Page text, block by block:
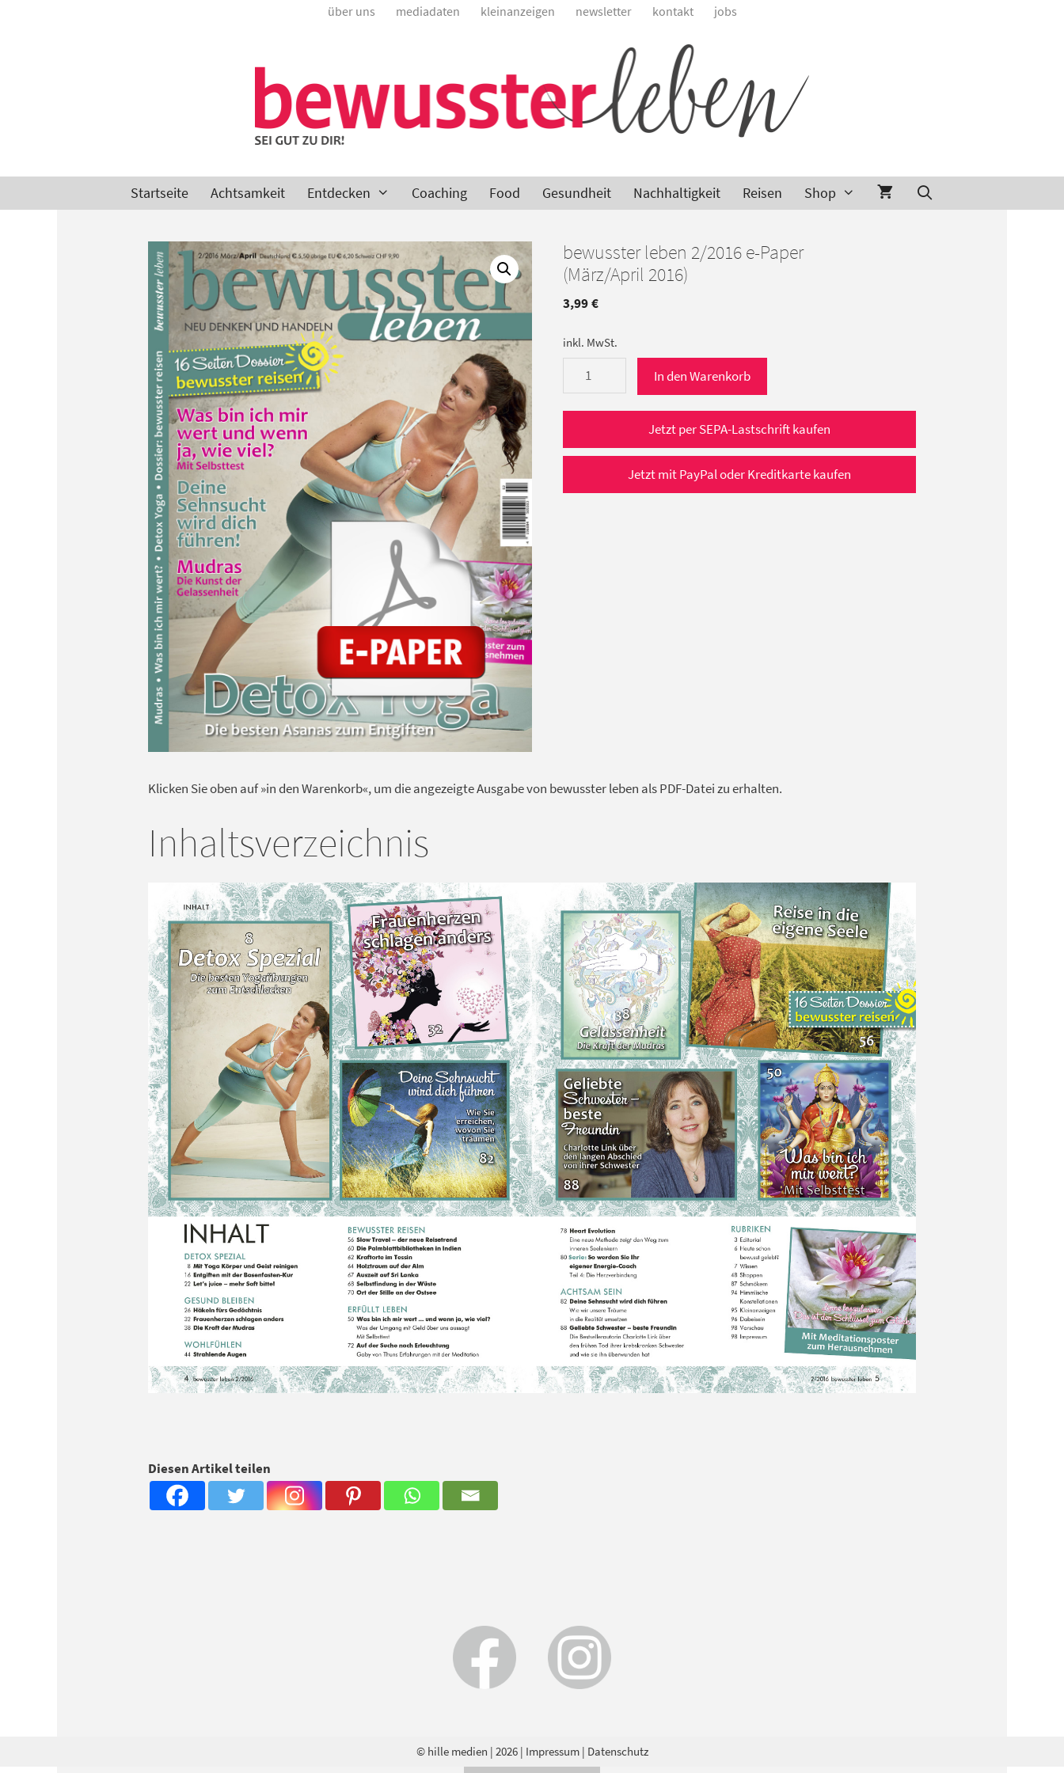
über uns mediadaten kleinanzeigen newsletter kontakt jobs
Startseite Achtsamkeit Entdecken Coaching Food Gesundheit Nachhaltigkeit Reisen Shop
bewusster leben 2/2016 e-Paper
(März/April 2016)
3,99€
inkl. MwSt.
leben
Paper
In den Warenkorb
Jetzt per SEPA-Lastschrift kaufen
Jetzt mit PayPal oder Kreditkarte kaufen
Klicken Sie oben auf »in den Warenkorb«, um die angezeigte Ausgabe von bewusster leben als PDF-Datei zu erhalten.
Inhaltsverzeichnis
Diesen Artikel teilen
© hille medien | 2026 | Impressum| Datenschutz